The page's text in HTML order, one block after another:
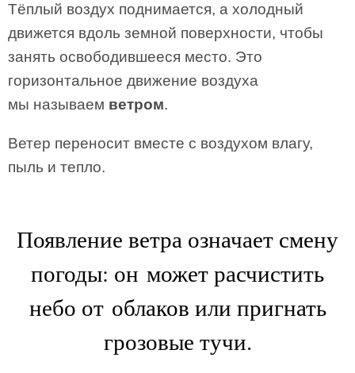
Тёплый воздух поднимается, а холодный
движется вдоль земной поверхности, чтобы
занять освободившееся место. Это
горизонтальное движение воздуха
мы называем ветром.
Ветер переносит вместе с воздухом влагу,
пыль и тепло.
Появление ветра означает смену
погоды: он может расчистить
небо от облаков или пригнать
грозовые тучи.